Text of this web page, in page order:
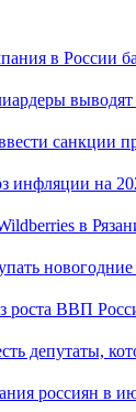
в России
санкции
инфляции на
в
роста ВВП
депутаты,
россиян в